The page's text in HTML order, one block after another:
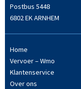
Postbus 5448
6802 EK ARNHEM
Home
Vervoer – Wmo
Klantenservice
Over ons